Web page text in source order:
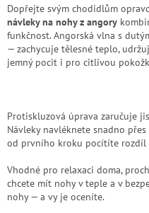
Dopřejte svým chodidlům
návleky na nohy z angory
funkčnost. Angorská vlna s
— zachycuje tělesné teplo,
jemný pocit i pro citlivou
Protiskluzová úprava zaručuje
Návleky navléknete snadno
od prvního kroku pocítíte rozdíl
Vhodné pro relaxaci doma,
chcete mít nohy v teple a v
nohy — a vy je oceníte.